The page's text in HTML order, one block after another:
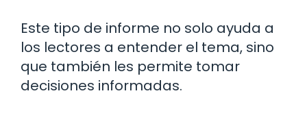
Este tipo de informe no solo ayuda a
los lectores a entender el tema, sino
que también les permite tomar
decisiones informadas.